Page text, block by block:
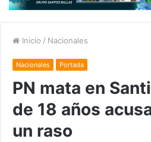
Inicio / Nacionales
Nacionales Portada
PN mata en
de 18 años
un raso